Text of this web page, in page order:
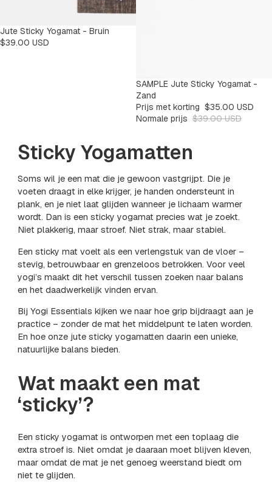
Jute Sticky Yogamat - Bruin
$39.00 USD
SALE
-10%
SAMPLE Jute Sticky Yogamat -
Zand
Prijs met korting $35.00 USD
Normale prijs $39.00 USD
Sticky Yogamatten
Soms wil je een mat die je gewoon vastgrijpt. Die je
voeten draagt in elke krijger, je handen ondersteunt in
plank, en je niet laat glijden wanneer je lichaam warmer
wordt. Dan is een sticky yogamat precies wat je zoekt.
Niet plakkerig, maar stroef. Niet strak, maar stabiel.
Een sticky mat voelt als een verlengstuk van de vloer –
stevig, betrouwbaar en grenzeloos betrokken. Voor veel
yogi’s maakt dit het verschil tussen zoeken naar balans
en het daadwerkelijk vinden ervan.
Bij Yogi Essentials kijken we naar hoe grip bijdraagt aan je
practice – zonder de mat het middelpunt te laten worden.
En hoe onze jute sticky yogamatten daarin een unieke,
natuurlijke balans bieden.
Wat maakt een mat
‘sticky’?
Een sticky yogamat is ontworpen met een toplaag die
extra stroef is. Niet omdat je daaraan moet blijven kleven,
maar omdat de mat je net genoeg weerstand biedt om
niet te glijden.